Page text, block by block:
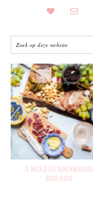
Zo maak je een indrukwekkende
borrelplank